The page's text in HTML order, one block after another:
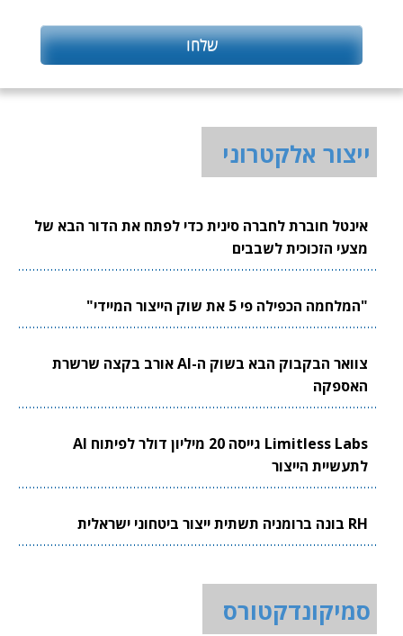
ייצור אלקטרוני
אינטל חוברת לחברה סינית כדי לפתח את הדור הבא של
מצעי הזכוכית לשבבים
"המלחמה הכפילה פי 5 את שוק הייצור המיידי"
צוואר הבקבוק הבא בשוק ה-AI אורב בקצה שרשרת
האספקה
Limitless Labs גייסה 20 מיליון דולר לפיתוח AI
לתעשיית הייצור
RH בונה ברומניה תשתית ייצור ביטחוני ישראלית
סמיקונדקטורס